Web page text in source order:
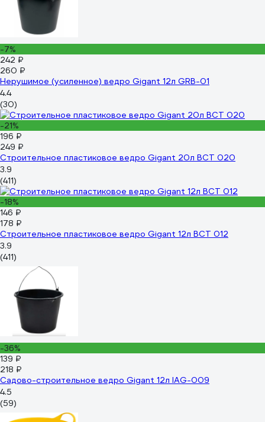
-7%
242 ₽
260 ₽
Нерушимое (усиленное) ведро Gigant 12л GRB-01
4.4
(30)
-21%
196 ₽
249 ₽
Строительное пластиковое ведро Gigant 20л BCT 020
3.9
(411)
-18%
146 ₽
178 ₽
Строительное пластиковое ведро Gigant 12л BCT 012
3.9
(411)
-36%
139 ₽
218 ₽
Садово-строительное ведро Gigant 12л IAG-009
4.5
(59)